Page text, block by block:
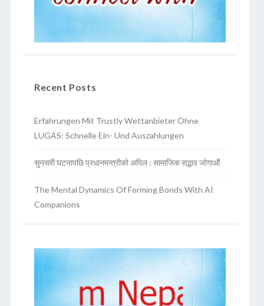
Recent Posts
Erfahrungen Mit Trustly Wettanbieter Ohne
LUGAS: Schnelle Ein- Und Auszahlungen
सुनसरी घटनापछि प्रधानमन्त्रीको अपिल : सामाजिक सद्भाव जोगाऔं
The Mental Dynamics Of Forming Bonds With AI
Companions